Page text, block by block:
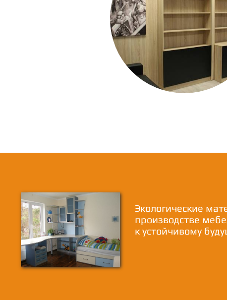
Экологические
производстве
к устойчивому